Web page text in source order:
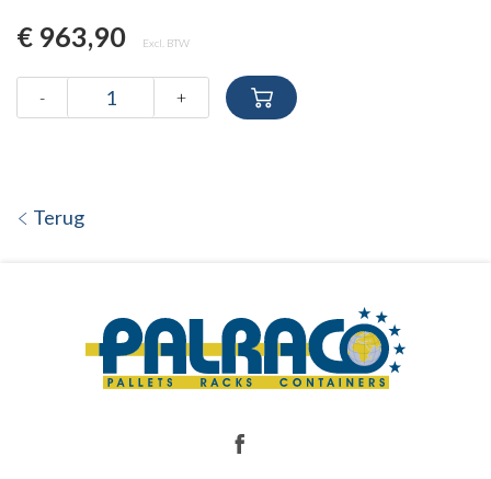
€ 963,90 Excl. BTW
- +
Terug